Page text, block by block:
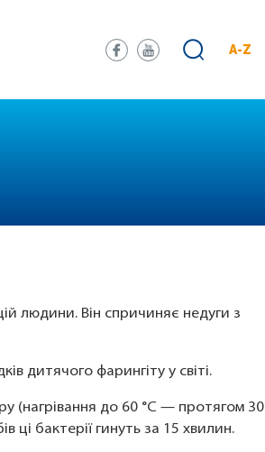
A-Z
людини. Він спричиняє недуги з
дитячого фарингіту у світі.
(нагрівання до 60 °С — протягом 30
ці бактерії гинуть за 15 хвилин.